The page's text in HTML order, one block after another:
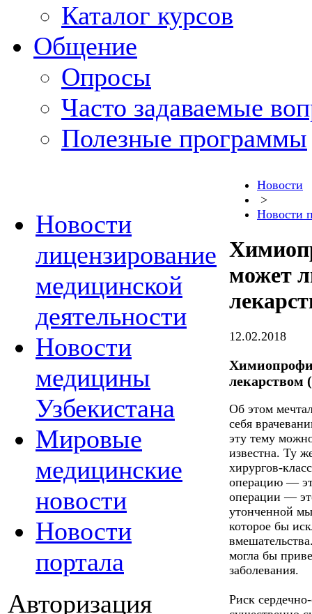
Каталог курсов
Общение
Опросы
Часто задаваемые
Полезные программы
Новости
лицензирование
медицинской
деятельности
Новости
медицины
Узбекистана
Мировые
медицинские
новости
Новости
портала
Авторизация
Новости
>
Новости
может
12.02.2018
лекарством
Об этом
себя
эту тему
известна. Ту
хирургов-
операцию —
операции —
утонченной
которое бы
могла бы
заболевания.
Риск